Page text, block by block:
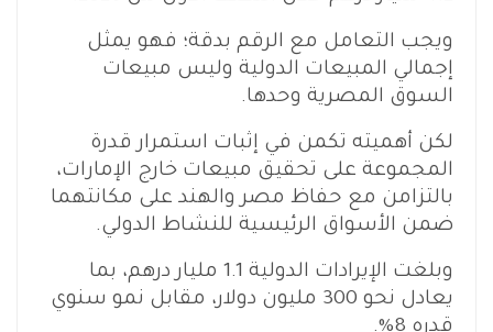
ويجب التعامل مع الرقم بدقة؛ فهو يمثل
إجمالي المبيعات الدولية وليس مبيعات
السوق المصرية وحدها.
لكن أهميته تكمن في إثبات استمرار قدرة
المجموعة على تحقيق مبيعات خارج الإمارات،
بالتزامن مع حفاظ مصر والهند على مكانتهما
ضمن الأسواق الرئيسية للنشاط الدولي.
وبلغت الإيرادات الدولية 1.1 مليار درهم، بما
يعادل نحو 300 مليون دولار، مقابل نمو سنوي